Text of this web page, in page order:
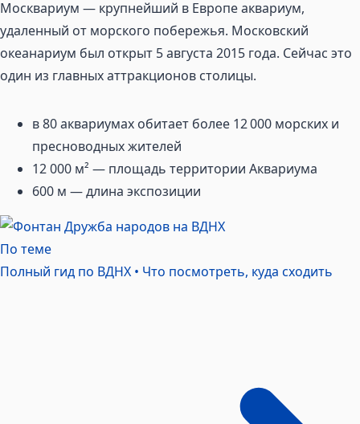
Москвариум — крупнейший в Европе аквариум,
удаленный от морского побережья. Московский
океанариум был открыт 5 августа 2015 года. Сейчас это
один из главных аттракционов столицы.
в 80 аквариумах обитает более 12 000 морских и
пресноводных жителей
12 000 м² — площадь территории Аквариума
600 м — длина экспозиции
По теме
Полный гид по ВДНХ • Что посмотреть, куда сходить